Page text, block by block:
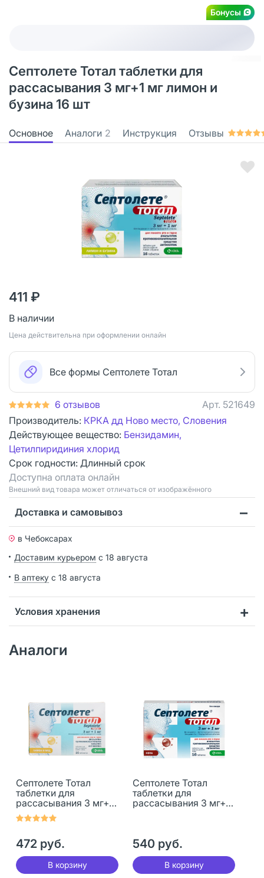
Бонусы
Септолете Тотал таблетки для
рассасывания 3 мг+1 мг лимон и
бузина 16 шт
Основное Аналоги 2 Инструкция Отзывы
411 ₽
В наличии
Цена действительна при оформлении онлайн
Все формы Септолете Тотал
6 отзывов Арт. 521649
Производитель: КРКА дд Ново место, Словения
Действующее вещество: Бензидамин,
Цетилпиридиния хлорид
Срок годности: Длинный срок
Доступна оплата онлайн
Bнешний вид товара может отличаться от изображённого
Доставка и самовывоз
в Чебоксарах
Доставим курьером с 18 августа
В аптеку с 18 августа
Условия хранения
Аналоги
Септолете Тотал
таблетки для
рассасывания 3 мг+1
мг лимон и мед 16 шт
472 руб.
В корзину
Септолете Тотал
таблетки для
рассасывания 3 мг+1
540 руб.
В корзину